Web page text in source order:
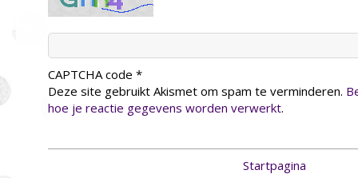
CAPTCHA code *
Deze site gebruikt Akismet om spam te verminderen.
hoe je reactie gegevens worden verwerkt.
Startpagina